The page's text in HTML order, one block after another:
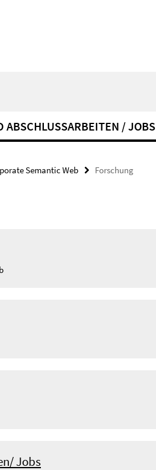
ABSCHLUSSARBEITEN / JOBS
Semantic Web Forschung
Jobs